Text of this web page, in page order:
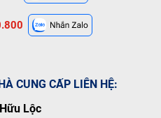
CUNG CẤP LIÊN HỆ:
Lộc